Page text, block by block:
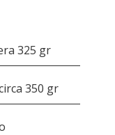
325 gr
350 gr